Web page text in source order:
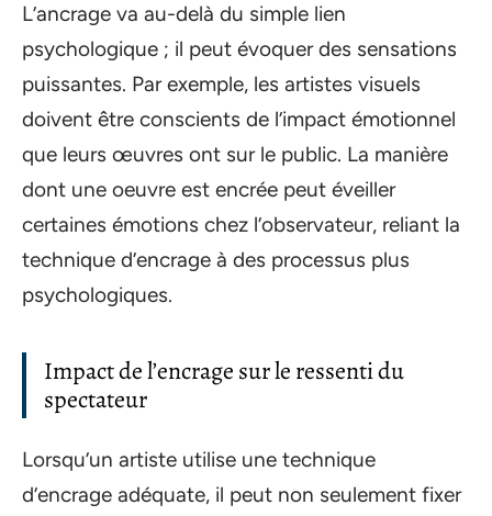
L’ancrage va au-delà du simple lien
psychologique ; il peut évoquer des sensations
puissantes. Par exemple, les artistes visuels
doivent être conscients de l’impact émotionnel
que leurs œuvres ont sur le public. La manière
dont une oeuvre est encrée peut éveiller
certaines émotions chez l’observateur, reliant la
technique d’encrage à des processus plus
psychologiques.
Impact de l’encrage sur le ressenti du
spectateur
Lorsqu’un artiste utilise une technique
d’encrage adéquate, il peut non seulement fixer